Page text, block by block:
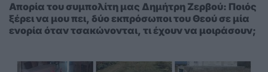
Απορία του συμπολίτη μας Δημήτρη Ζερβού: Ποιός
ξέρει να μου πει, δύο εκπρόσωποι του Θεού σε μία
ενορία όταν τσακώνονται, τι έχουν να μοιράσουν;